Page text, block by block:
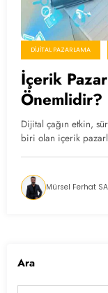
DIJITAL PAZARLAMA
İçerik
Önemlidir?
Yapılır?
Dijital çağın etkin,
biri olan içerik
Mürsel Ferhat
Ara